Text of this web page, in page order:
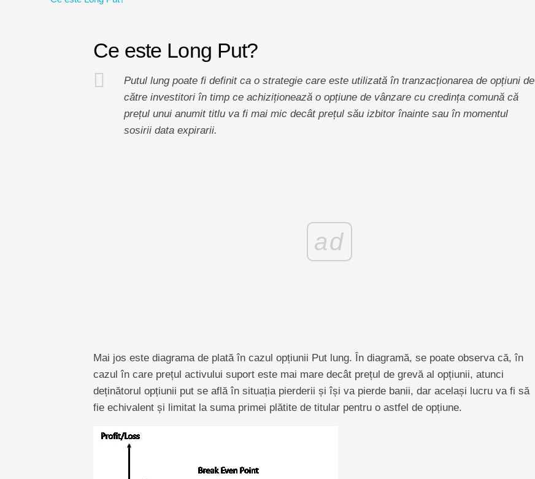
Ce este Long Put?
Putul lung poate fi definit ca o strategie care este utilizată în tranzacționarea de opțiuni de
către investitori în timp ce achiziționează o opțiune de vânzare cu credința comună că
prețul unui anumit titlu va fi mai mic decât prețul său izbitor înainte sau în momentul
sosirii data expirarii.
ad
Mai jos este diagrama de plată în cazul opțiunii Put lung. În diagramă, se poate observa că, în
cazul în care prețul activului suport este mai mare decât prețul de grevă al opțiunii, atunci
deținătorul opțiunii put se află în situația pierderii și își va pierde banii, dar același lucru va fi să
fie echivalent și limitat la suma primei plătite de titular pentru o astfel de opțiune.